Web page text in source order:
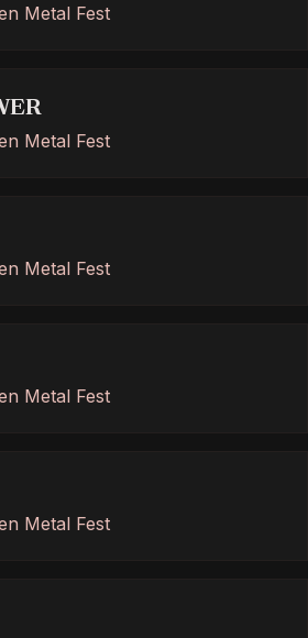
Metal Fest
Metal Fest
Metal Fest
Metal Fest
Metal Fest